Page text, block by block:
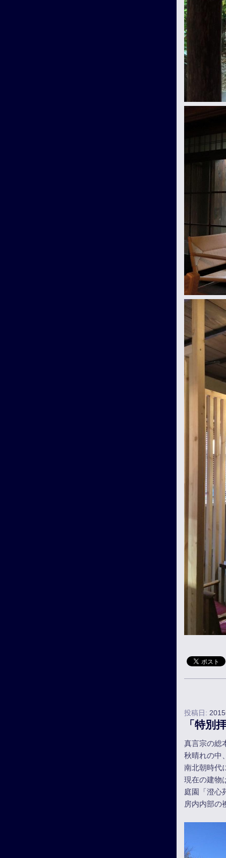
投稿日:
「特別
真言宗の総
秋晴れの中
南北朝時代
現在の建物
庭園「澄心
房内内部の